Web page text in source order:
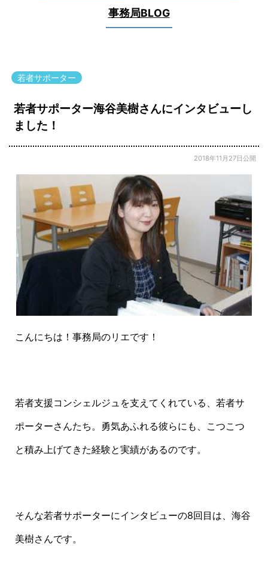
事務局BLOG
若者サポーター
若者サポーター海谷美樹さんにインタビューし
ました！
2018年11月27日公開
こんにちは！事務局のリエです！
若者支援コンシェルジュを支えてくれている、若者サ
ポーターさんたち。勇気あふれる彼らにも、こつこつ
と積み上げてきた経験と実績があるのです。
そんな若者サポーターにインタビューの8回目は、海谷
美樹さんです。